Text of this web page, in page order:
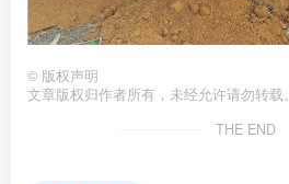
© 版权声明
文章版权归作者所有，未经允许请勿转载。
THE END